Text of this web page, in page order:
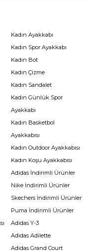
Kadın Ayakkabı
Kadın Spor Ayakkabı
Kadın Bot
Kadın Çizme
Kadın Sandalet
Kadın Günlük Spor
Ayakkabı
Kadın Basketbol
Ayakkabısı
Kadın Outdoor Ayakkabısı
Kadın Koşu Ayakkabısı
Adidas İndirimli Ürünler
Nike İndirimli Ürünler
Skechers İndirimli Ürünler
Puma İndirimli Ürünler
Adidas Y-3
Adidas Adilette
Adidas Grand Court